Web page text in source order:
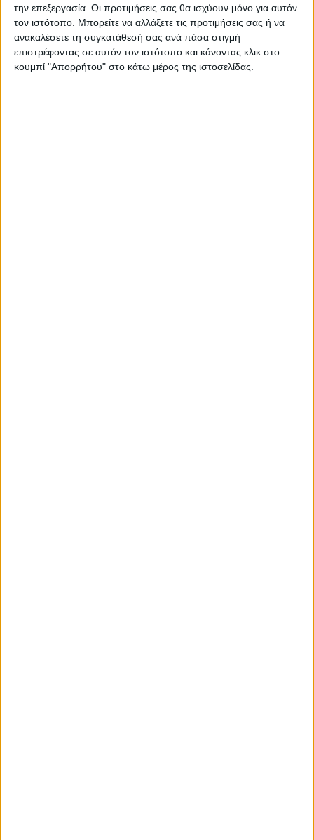
την επεξεργασία. Οι προτιμήσεις σας θα ισχύουν μόνο για αυτόν
τον ιστότοπο. Μπορείτε να αλλάξετε τις προτιμήσεις σας ή να
ανακαλέσετε τη συγκατάθεσή σας ανά πάσα στιγμή
επιστρέφοντας σε αυτόν τον ιστότοπο και κάνοντας κλικ στο
κουμπί "Απορρήτου" στο κάτω μέρος της ιστοσελίδας.
Τελευταίες Ειδήσεις Σήμερα
Ακολούθησε την εφημερίδα ΝΕΟΣ